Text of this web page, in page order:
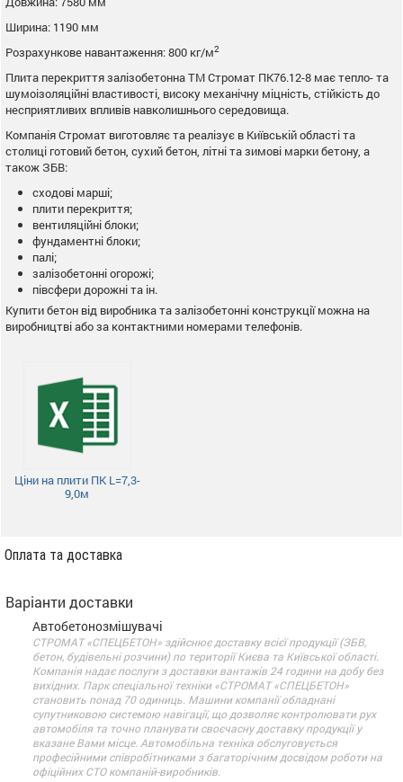
Ширина: 1190 мм
Розрахункове навантаження: 800 кг/м2
Плита перекриття залізобетонна ТМ Стромат ПК76.12-8 має тепло- та
шумоізоляційні властивості, високу механічну міцність, стійкість до
несприятливих впливів навколишнього середовища.
Компанія Стромат виготовляє та реалізує в Київській області та
столиці готовий бетон, сухий бетон, літні та зимові марки бетону, а
також ЗБВ:
сходові марші;
плити перекриття;
вентиляційні блоки;
фундаментні блоки;
палі;
залізобетонні огорожі;
півсфери дорожні та ін.
Купити бетон від виробника та залізобетонні конструкції можна на
виробництві або за контактними номерами телефонів.
Ціни на плити ПК L=7,3-
9,0м
Оплата та доставка
Варіанти доставки
Автобетонозмішувачі
СТРОМАТ «СПЕЦБЕТОН» здійснює доставку всієї продукції (ЗБВ,
бетон, будівельні розчини) по території Києва та Київської області.
Компанія надає послуги з доставки вантажів 24 години на добу без
вихідних. Парк спеціальної техніки «СТРОМАТ «СПЕЦБЕТОН»
становить понад 70 одиниць. Машини компанії обладнані
супутниковою системою навігації, що дозволяє контролювати рух
автомобіля та точно планувати своєчасну доставку продукції у
вказане Вами місце. Автомобільна техніка обслуговується
професійними співробітниками з багаторічним досвідом роботи на
офіційних СТО компаній-виробників.